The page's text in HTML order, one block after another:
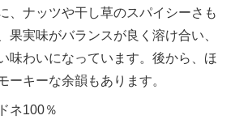
、ナッツや干し草のスパイシーさも
果実味がバランスが良く溶け合い、
味わいになっています。後から、ほ
ーキーな余韻もあります。
ネ100％